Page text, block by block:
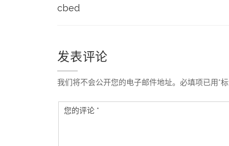
章
航
cbed
发表评论
我们将不会公开您的电子邮件地址。必填项已用*标